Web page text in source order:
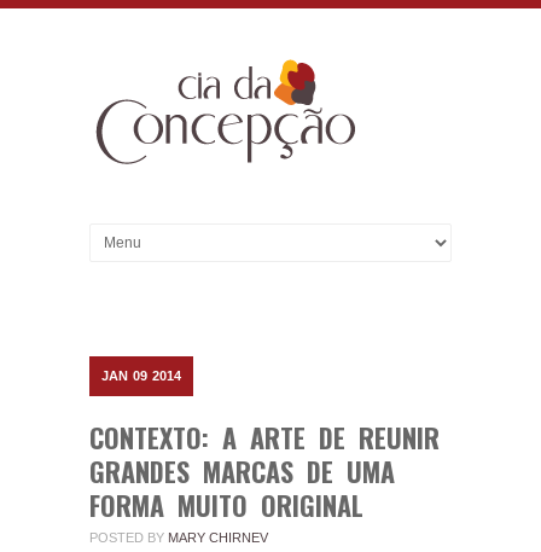
JAN 09 2014
CONTEXTO: A ARTE DE REUNIR
GRANDES MARCAS DE UMA
FORMA MUITO ORIGINAL
POSTED BY MARY CHIRNEV